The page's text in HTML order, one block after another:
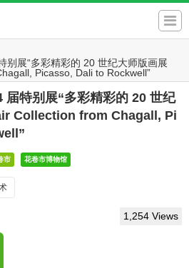
别展“多彩精彩的 20 世纪大师版画展
Picasso, Dali to Rockwell”
届特别展“多彩精彩的 20 世纪
Collection from Chagall, Pi
市 花卷市博物馆
1,254 Views